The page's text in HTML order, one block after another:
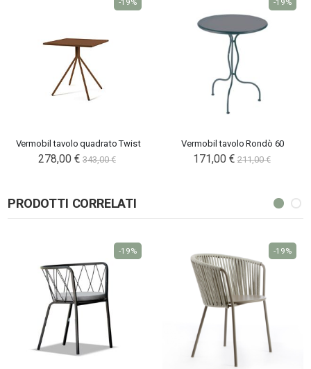
Vermobil tavolo quadrato Twist
278,00 € 343,00 €
-19%
Vermobil tavolo Rondò 60
171,00 € 211,00 €
-19%
PRODOTTI CORRELATI
-19% -19%